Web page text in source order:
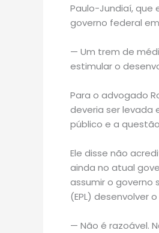
Paulo-Jundiaí, que
governo federal
— Um trem de
estimular o
Para o advogado
deveria ser levada
público e a
Ele disse não
ainda no atual
assumir o governo
(EPL) desenvolver
— Não é razoável.